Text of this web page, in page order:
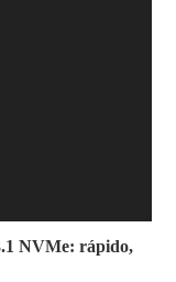
NVMe: rápido,